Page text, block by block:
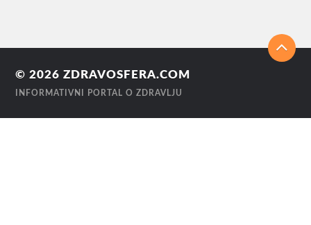
© 2026ZDRAVOSFERA.COM
INFORMATIVNI PORTAL O ZDRAVLJU